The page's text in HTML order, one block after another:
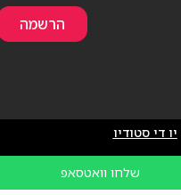
הרשמה
יו די סטודיו
שלחו וואטסאפ